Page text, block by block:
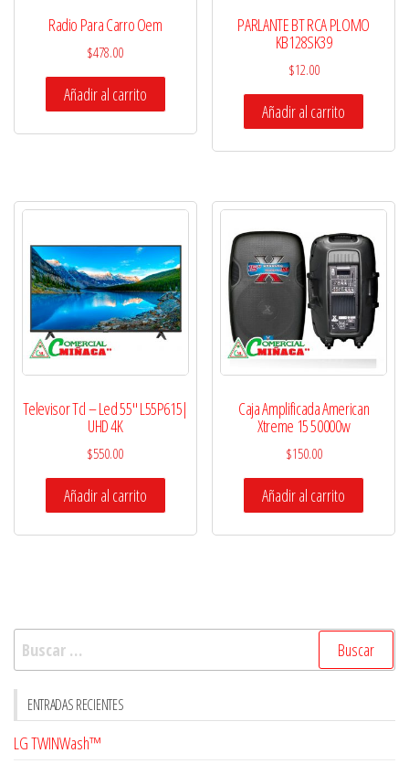
Radio Para Carro Oem
$478.00
Añadir al carrito
PARLANTE BT RCA PLOMO
KB128SK39
$12.00
Añadir al carrito
Televisor Tcl – Led 55″ L55P615|
UHD 4K
$550.00
Añadir al carrito
Caja Amplificada American
Xtreme 15 50000w
$150.00
Añadir al carrito
Buscar:
ENTRADAS RECIENTES
LG TWINWash™